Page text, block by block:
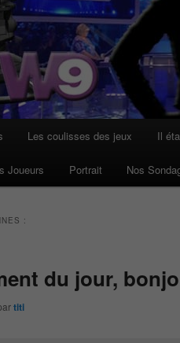
Les coulisses des jeux Il
Joueurs Portrait Nos
:
du jour,
titi